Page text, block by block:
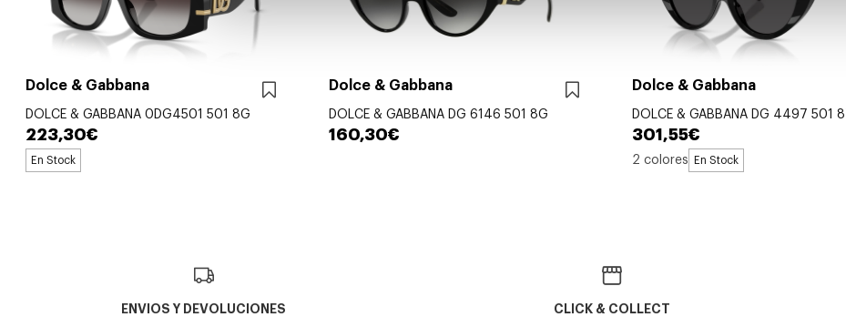
Dolce & Gabbana
DOLCE & GABBANA 0DG4501 501 8G
223,30€
En Stock
Dolce & Gabbana
DOLCE & GABBANA DG 6146 501 8G
160,30€
Dolce & Gabbana
DOLCE & GABBANA DG 4497 501
301,55€
2 colores En Stock
ENVIOS Y DEVOLUCIONES
CLICK & COLLECT